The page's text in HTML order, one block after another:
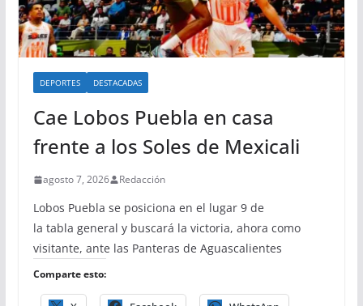
DEPORTES DESTACADAS
Cae Lobos Puebla en casa
frente a los Soles de Mexicali
agosto 7, 2026 Redacción
Lobos Puebla se posiciona en el lugar 9 de
la tabla general y buscará la victoria, ahora como
visitante, ante las Panteras de Aguascalientes
Comparte esto: